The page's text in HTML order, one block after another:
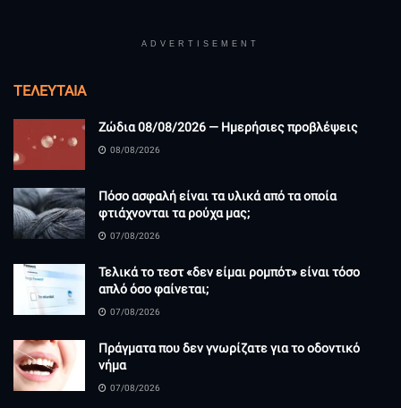
ADVERTISEMENT
ΤΕΛΕΥΤΑΊΑ
Ζώδια 08/08/2026 — Ημερήσιες προβλέψεις
08/08/2026
Πόσο ασφαλή είναι τα υλικά από τα οποία
φτιάχνονται τα ρούχα μας;
07/08/2026
Τελικά το τεστ «δεν είμαι ρομπότ» είναι τόσο
απλό όσο φαίνεται;
07/08/2026
Πράγματα που δεν γνωρίζατε για το οδοντικό
νήμα
07/08/2026